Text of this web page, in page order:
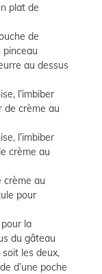
plat de
de
pinceau
au dessus
l’imbiber
de crème au
l’imbiber
crème au
crème au
pour
la
du gâteau
soit les deux,
d’une poche